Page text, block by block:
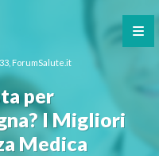
ForumSalute.it
per
I Migliori
Medica